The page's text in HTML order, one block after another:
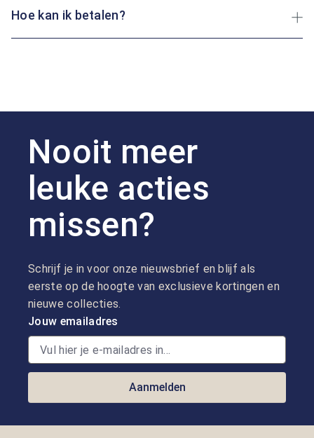
Hoe kan ik betalen?
Nooit meer
leuke acties
missen?
Schrijf je in voor onze nieuwsbrief en blijf als
eerste op de hoogte van exclusieve kortingen en
nieuwe collecties.
Jouw emailadres
Aanmelden